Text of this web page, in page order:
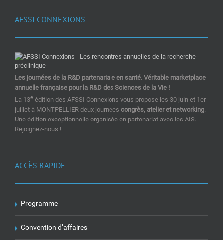
AFSSI CONNEXIONS
Les journées de la R&D partenariale en santé. Véritable marketplace
annuelle française pour la R&D des Sciences de la Vie !
La 13e édition des AFSSI Connexions vous propose les 30 juin et 1er
juillet à MONTPELLIER deux journées congrès, atelier et networking.
Une édition exceptionnelle organisée en partenariat avec les AIS.
Rejoignez-nous !
ACCÈS RAPIDE
Programme
Convention d’affaires